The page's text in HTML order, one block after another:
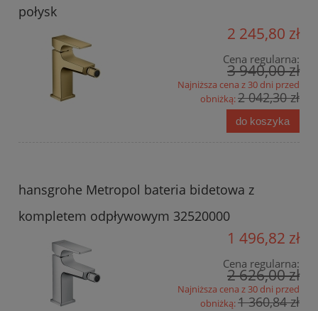
połysk
2 245,80 zł
Cena regularna:
3 940,00 zł
Najniższa cena z 30 dni przed
obniżką:2 042,30 zł
do koszyka
hansgrohe Metropol bateria bidetowa z
kompletem odpływowym 32520000
1 496,82 zł
Cena regularna:
2 626,00 zł
Najniższa cena z 30 dni przed
obniżką:1 360,84 zł